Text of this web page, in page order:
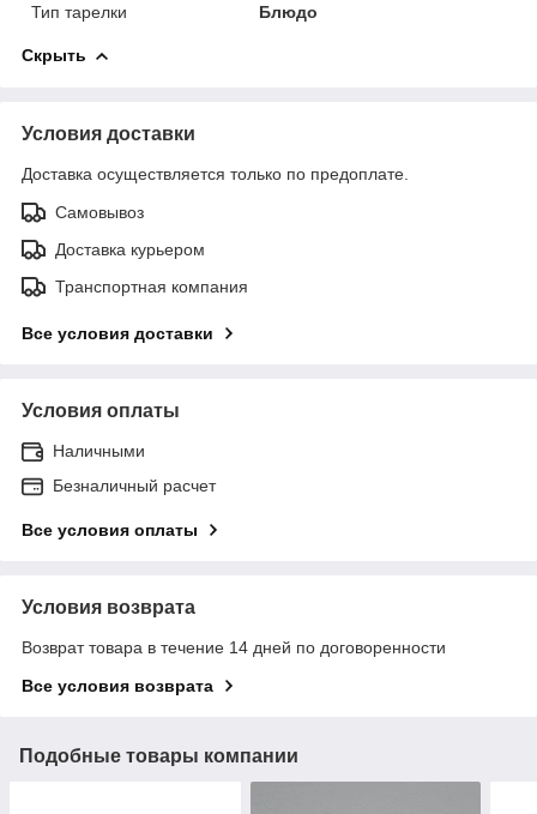
Тип тарелки
Блюдо
Скрыть
Условия доставки
Доставка осуществляется только по предоплате.
Самовывоз
Доставка курьером
Транспортная компания
Все условия доставки
Условия оплаты
Наличными
Безналичный расчет
Все условия оплаты
Условия возврата
Возврат товара в течение 14 дней по договоренности
Все условия возврата
Подобные товары компании